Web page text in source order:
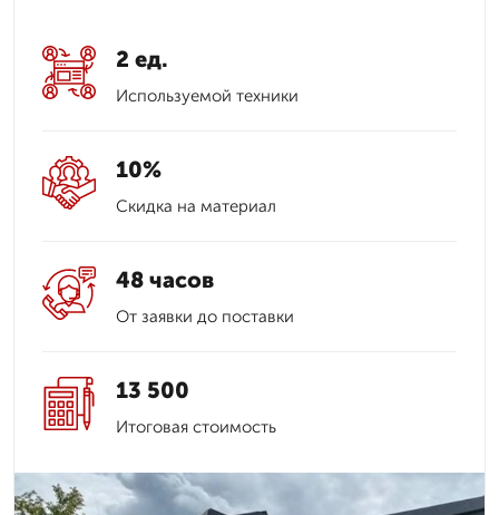
2 ед.
Используемой техники
10%
Скидка на материал
48 часов
От заявки до поставки
13 500
Итоговая стоимость